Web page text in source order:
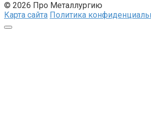
© 2026 Про Металлургию
Карта сайта Политика